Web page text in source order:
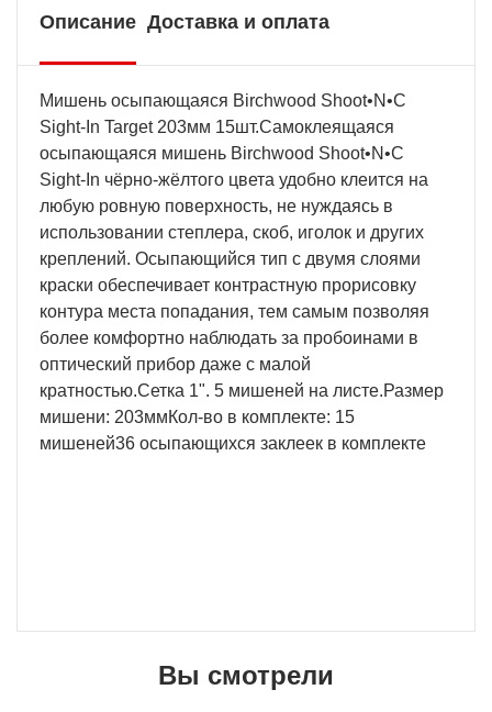
Описание Доставка и оплата
Мишень осыпающаяся Birchwood Shoot•N•C
Sight-In Target 203мм 15шт.Самоклеящаяся
осыпающаяся мишень Birchwood Shoot•N•C
Sight-In чёрно-жёлтого цвета удобно клеится на
любую ровную поверхность, не нуждаясь в
использовании степлера, скоб, иголок и других
креплений. Осыпающийся тип с двумя слоями
краски обеспечивает контрастную прорисовку
контура места попадания, тем самым позволяя
более комфортно наблюдать за пробоинами в
оптический прибор даже с малой
кратностью.Сетка 1". 5 мишеней на листе.Размер
мишени: 203ммКол-во в комплекте: 15
мишеней36 осыпающихся заклеек в комплекте
Вы смотрели